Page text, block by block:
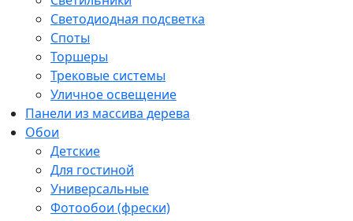
Светодиодная подсветка
Споты
Торшеры
Трековые системы
Уличное освещение
Панели из массива дерева
Обои
Детские
Для гостиной
Универсальные
Фотообои (фрески)